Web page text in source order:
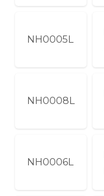
NH0005L
NH0008L
NH0006L